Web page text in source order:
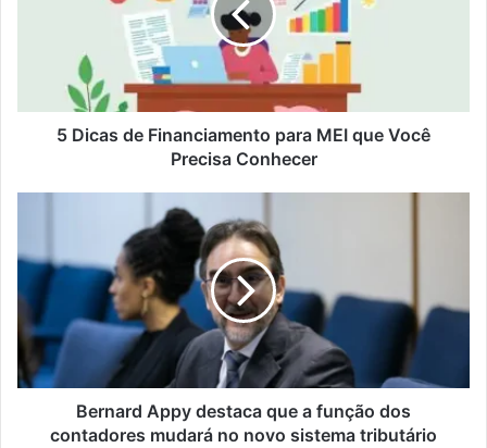
5 Dicas de Financiamento para MEI que Você
Precisa Conhecer
Bernard Appy destaca que a função dos
contadores mudará no novo sistema tributário